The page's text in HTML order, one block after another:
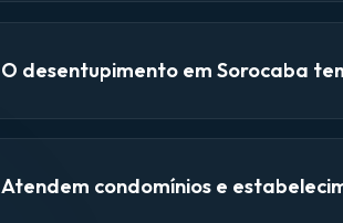
O desentupimento em Sorocaba
Atendem condomínios e